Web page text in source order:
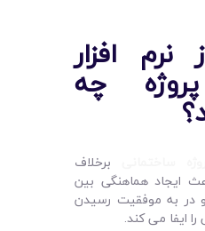
نرم ‌افزار
چه
برخلاف
ایجاد هماهنگی بین
در به موفقیت رسیدن
ایفا می کند.